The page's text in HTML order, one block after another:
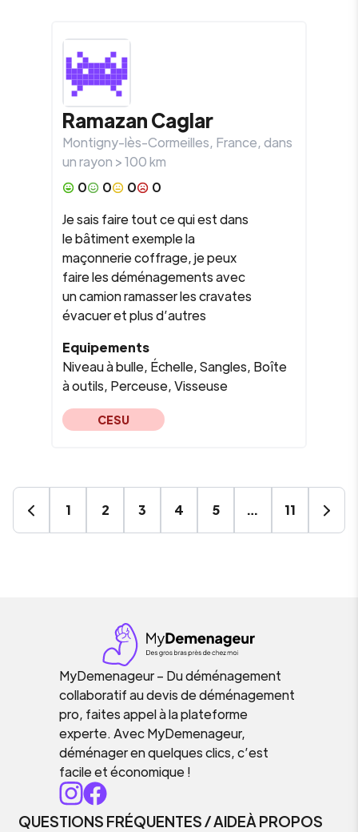
RamazanCaglar
Montigny-lès-Cormeilles, France, dans
un rayon >100km
0
0 0
0
Je sais faire tout ce qui est dans
le bâtiment exemple la
maçonnerie coffrage, je peux
faire les déménagements avec
un camion ramasser les cravates
évacuer et plus d’autres
Equipements
Niveau à bulle, Échelle, Sangles, Boîte
à outils, Perceuse, Visseuse
CESU
1 2 3 4 5 … 11
MyDemenageur – Du déménagement
collaboratif au devis de déménagement
pro, faites appel à la plateforme
experte. Avec MyDemenageur,
déménager en quelques clics, c’est
facile et économique !
QUESTIONS FRÉQUENTES / AIDEÀ PROPOS